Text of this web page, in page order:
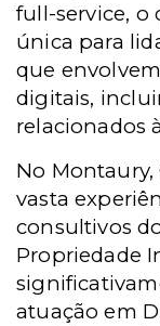
full-service, o
única para
que
digitais,
relacionados
No Montaury,
vasta
consultivos
Propriedade
atuação em